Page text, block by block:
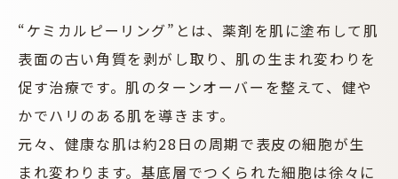
“ケミカルピーリング”とは、薬剤を肌に塗布して肌
表面の古い角質を剥がし取り、肌の生まれ変わりを
促す治療です。肌のターンオーバーを整えて、健や
かでハリのある肌を導きます。
元々、健康な肌は約28日の周期で表皮の細胞が生
まれ変わります。基底層でつくられた細胞は徐々に